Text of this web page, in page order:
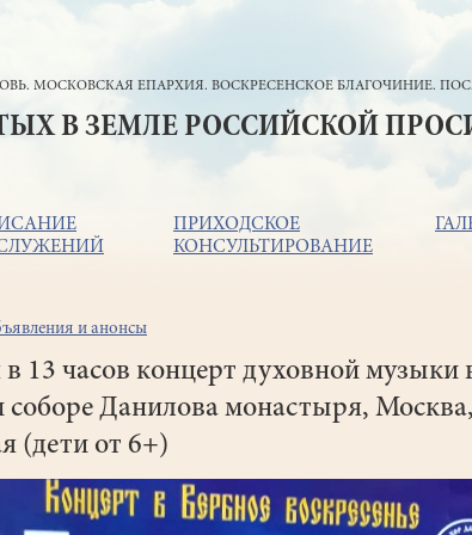
МОСКОВСКАЯ ЕПАРХИЯ. ВОСКРЕСЕНСКОЕ БЛАГОЧИНИЕ.
В ЗЕМЛЕ РОССИЙСКОЙ
ПРИХОДСКОЕ
КОНСУЛЬТИРОВАНИЕ
и анонсы
в 13 часов концерт духовной музыки
Данилова монастыря, Москва,
(дети от 6+)